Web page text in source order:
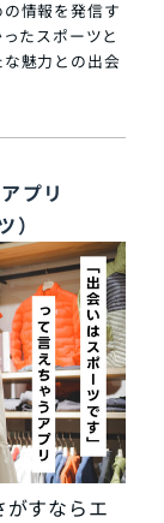
情報を発信す
たスポーツと
魅力との出会
プリ
）
すならエ